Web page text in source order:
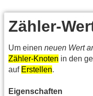
Zähler-
Um einen neuen Wert
Zähler-Knoten in den
auf Erstellen.
Eigenschaften